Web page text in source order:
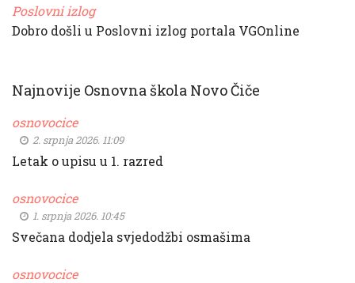
Poslovni izlog
Dobro došli u Poslovni izlog portala VGOnline
Najnovije Osnovna škola Novo Čiče
osnovocice
2. srpnja 2026. 11:09
Letak o upisu u 1. razred
osnovocice
1. srpnja 2026. 10:45
Svečana dodjela svjedodžbi osmašima
osnovocice